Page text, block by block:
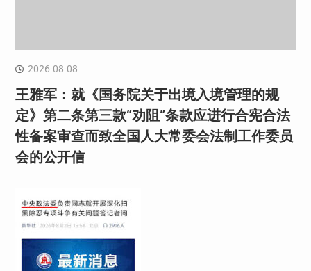
2026-08-08
王雅军：就《国务院关于出境入境管理的规
定》第二条第三款“劝阻”条款应进行合宪合法
性备案审查而致全国人大常委会法制工作委员
会的公开信